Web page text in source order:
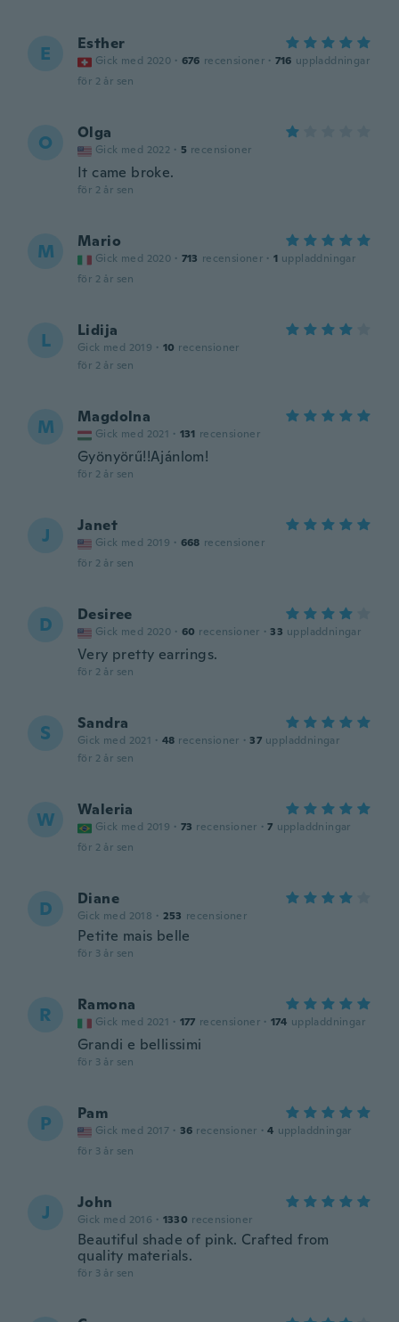
E Esther
Gick med 2020 · 676 recensioner · 716 uppladdningar
för 2 år sen
O Olga
Gick med 2022 · 5 recensioner
It came broke.
för 2 år sen
M Mario
Gick med 2020 · 713 recensioner · 1 uppladdningar
för 2 år sen
L Lidija
Gick med 2019 · 10 recensioner
för 2 år sen
M Magdolna
Gick med 2021 · 131 recensioner
Gyönyörű!!Ajánlom!
för 2 år sen
J Janet
Gick med 2019 · 668 recensioner
för 2 år sen
D Desiree
Gick med 2020 · 60 recensioner · 33 uppladdningar
Very pretty earrings.
för 2 år sen
S Sandra
Gick med 2021 · 48 recensioner · 37 uppladdningar
för 2 år sen
W Waleria
Gick med 2019 · 73 recensioner · 7 uppladdningar
för 2 år sen
D Diane
Gick med 2018 · 253 recensioner
Petite mais belle
för 3 år sen
R Ramona
Gick med 2021 · 177 recensioner · 174 uppladdningar
Grandi e bellissimi
för 3 år sen
P Pam
Gick med 2017 · 36 recensioner · 4 uppladdningar
för 3 år sen
J John
Gick med 2016 · 1330 recensioner
Beautiful shade of pink. Crafted from
quality materials.
för 3 år sen